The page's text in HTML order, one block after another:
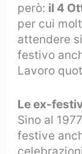
però: il 4
per cui
attendere
festivo
Lavoro
Le ex-
Sino al
festive